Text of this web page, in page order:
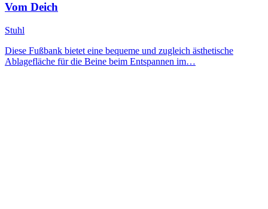
Vom Deich
Stuhl
Diese Fußbank bietet eine bequeme und zugleich ästhetische
Ablagefläche für die Beine beim Entspannen im…